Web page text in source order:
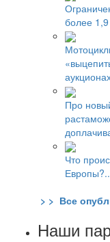
более
Про
Что
> > Все
Наши